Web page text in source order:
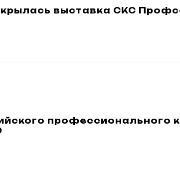
выставка СКС
профессионального